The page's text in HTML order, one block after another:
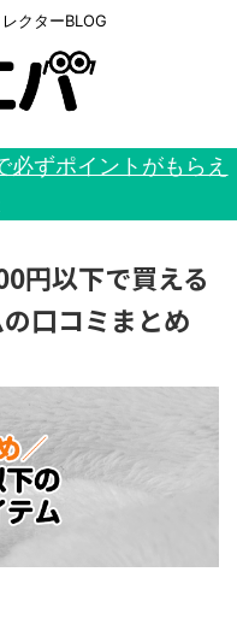
クターBLOG
必ずポイントがもらえ
円以下で買える
口コミまとめ